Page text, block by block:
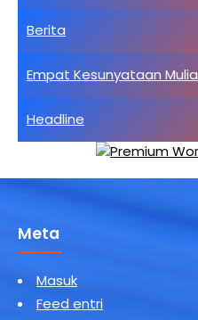
Berita
Empat Kesunyataan Mulia
Headline
Meta
Masuk
Feed entri